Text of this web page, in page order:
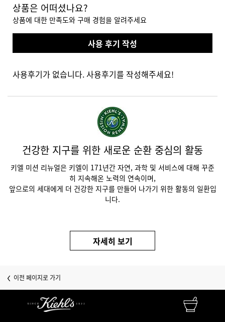
상품은 어떠셨나요?
상품에 대한 만족도와 구매 경험을 알려주세요
사용 후기 작성
사용후기가 없습니다. 사용후기를 작성해주세요!
건강한 지구를 위한 새로운 순환 중심의 활동
키엘 미션 리뉴얼은 키엘이 171년간 자연, 과학 및 서비스에 대해 꾸준
히 지속해온 노력의 연속이며,
앞으로의 세대에게 더 건강한 지구를 만들어 나가기 위한 활동의 일환입
니다.
자세히 보기
이전 페이지로 가기